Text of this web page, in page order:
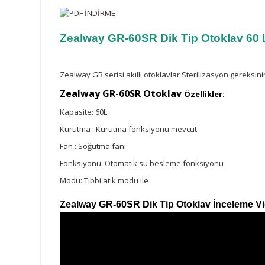
Zealway GR-60SR Dik Tip Otoklav 60
Zealway GR serisi akıllı otoklavlar Sterilizasyon
Zealway GR-60SR Otoklav Özellikler:
Kapasite: 60L
Kurutma : Kurutma fonksiyonu mevcut
Fan : Soğutma fanı
Fonksiyonu: Otomatik su besleme fonksiyonu
Modu: Tıbbi atık modu ile
Zealway GR-60SR Dik Tip Otoklav İnceleme